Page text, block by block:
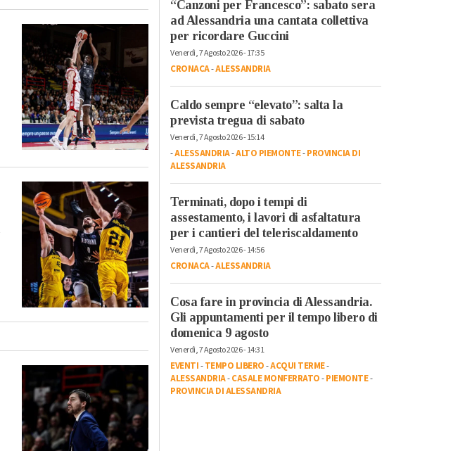
“Canzoni per Francesco”: sabato sera
ad Alessandria una cantata collettiva
per ricordare Guccini
Venerdì, 7 Agosto 2026 - 17:35
CRONACA-ALESSANDRIA
Caldo sempre “elevato”: salta la
prevista tregua di sabato
Venerdì, 7 Agosto 2026 - 15:14
-ALESSANDRIA-ALTO PIEMONTE-PROVINCIA DI
ALESSANDRIA
Terminati, dopo i tempi di
assestamento, i lavori di asfaltatura
per i cantieri del teleriscaldamento
Venerdì, 7 Agosto 2026 - 14:56
CRONACA-ALESSANDRIA
Cosa fare in provincia di Alessandria.
Gli appuntamenti per il tempo libero di
domenica 9 agosto
Venerdì, 7 Agosto 2026 - 14:31
EVENTI-TEMPO LIBERO-ACQUI TERME-
ALESSANDRIA-CASALE MONFERRATO-PIEMONTE-
PROVINCIA DI ALESSANDRIA